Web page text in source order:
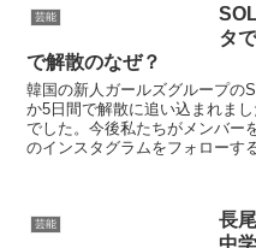
芸能
タ
で解散のなぜ？
韓国の新人ガールズグループの
か5日間で解散に追い込まれま
でした。今後私たちがメンバー
のインスタグラムをフォローす
芸能
長
中